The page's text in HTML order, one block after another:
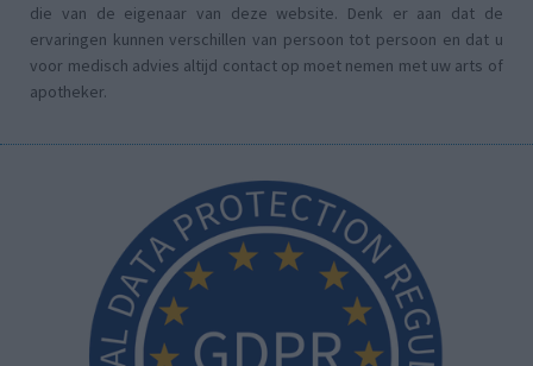
die van de eigenaar van deze website. Denk er aan dat de
ervaringen kunnen verschillen van persoon tot persoon en dat u
voor medisch advies altijd contact op moet nemen met uw arts of
apotheker.